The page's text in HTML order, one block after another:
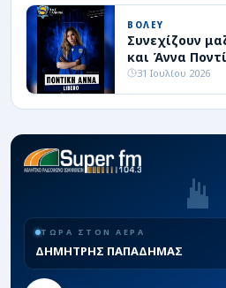
ΒΟΛΕΥ
Συνεχίζουν
και Άννα
31 Ιουλίου 2026
ΤΩΡΑ ΣΤΟΝ ΑΕΡΑ
ΔΗΜΗΤΡΗΣ ΠΑΠΑΔΗΜΑΣ